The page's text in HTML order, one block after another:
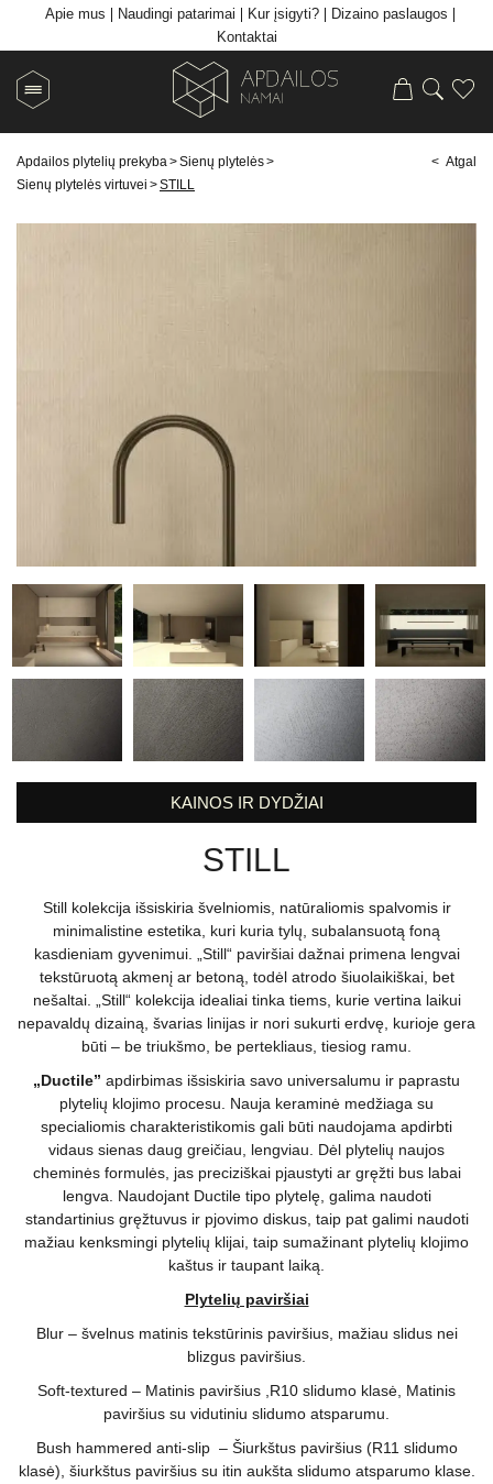
Apie mus Naudingi patarimai Kur įsigyti?
Dizaino paslaugos
Kontaktai
Apdailos plytelių prekyba >Sienų plytelės>
Sienų plytelės virtuvei >STILL
< Atgal
KAINOS IR DYDŽIAI
STILL
Still kolekcija išsiskiria švelniomis, natūraliomis spalvomis ir
minimalistine estetika, kuri kuria tylų, subalansuotą foną
kasdieniam gyvenimui. „Still“ paviršiai dažnai primena lengvai
tekstūruotą akmenį ar betoną, todėl atrodo šiuolaikiškai, bet
nešaltai. „Still“ kolekcija idealiai tinka tiems, kurie vertina laikui
nepavaldų dizainą, švarias linijas ir nori sukurti erdvę, kurioje gera
būti – be triukšmo, be pertekliaus, tiesiog ramu.
„Ductile” apdirbimas išsiskiria savo universalumu ir paprastu
plytelių klojimo procesu. Nauja keraminė medžiaga su
specialiomis charakteristikomis gali būti naudojama apdirbti
vidaus sienas daug greičiau, lengviau. Dėl plytelių naujos
cheminės formulės, jas preciziškai pjaustyti ar gręžti bus labai
lengva. Naudojant Ductile tipo plytelę, galima naudoti
standartinius gręžtuvus ir pjovimo diskus, taip pat galimi naudoti
mažiau kenksmingi plytelių klijai, taip sumažinant plytelių klojimo
kaštus ir taupant laiką.
Plytelių paviršiai
Blur – švelnus matinis tekstūrinis paviršius, mažiau slidus nei
blizgus paviršius.
Soft-textured – Matinis paviršius ,R10 slidumo klasė, Matinis
paviršius su vidutiniu slidumo atsparumu.
Bush hammered anti-slip – Šiurkštus paviršius (R11 slidumo
klasė), šiurkštus paviršius su itin aukšta slidumo atsparumo klase.